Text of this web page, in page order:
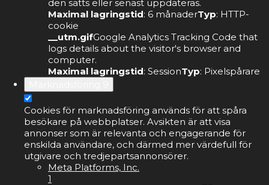
den sätts eller senast uppdateras.
Maximal lagringstid: 6 månaderTyp: HTTP-
cookie
__utm.gifGoogle Analytics Tracking Code that
logs details about the visitor's browser and
computer.
Maximal lagringstid: SessionTyp: Pixelspårare
Cookies för marknadsföring används för att spåra
besökare på webbplatser. Avsikten är att visa
annonser som är relevanta och engagerande för
enskilda användare, och därmed mer värdefull för
utgivare och tredjepartsannonsörer.
Meta Platforms, Inc.
1